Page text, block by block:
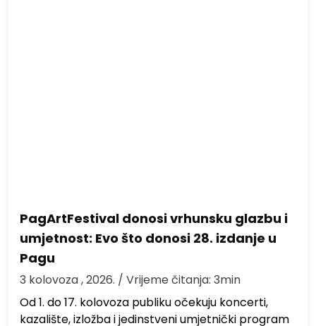
PagArtFestival donosi vrhunsku glazbu i
umjetnost: Evo što donosi 28. izdanje u
Pagu
3 kolovoza , 2026. / Vrijeme čitanja: 3min
Od 1. do 17. kolovoza publiku očekuju koncerti,
kazalište, izložba i jedinstveni umjetnički program